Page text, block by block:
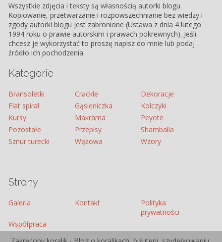
Wszystkie zdjęcia i teksty są własnością autorki blogu.
Kopiowanie, przetwarzanie i rozpowszechnianie bez wiedzy i
zgody autorki blogu jest zabronione (Ustawa z dnia 4 lutego
1994 roku o prawie autorskim i prawach pokrewnych). Jeśli
chcesz je wykorzystać to proszę napisz do mnie lub podaj
źródło ich pochodzenia.
Kategorie
Bransoletki Crackle
Dekoracje
Flat spiral
Gąsieniczka
Kolczyki
Kursy
Makrama
Peyote
Pozostałe
Przepisy
Shamballa
Sznur turecki
Wężowa Wzory
Strony
Galeria Kontakt
Polityka
prywatności
Współpraca